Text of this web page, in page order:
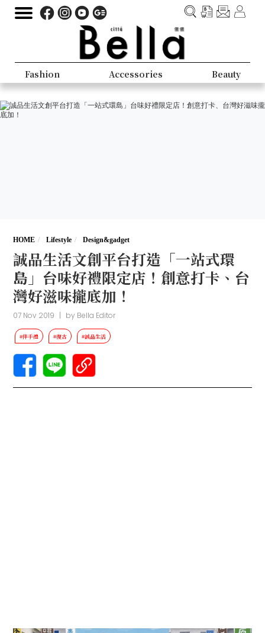
Fashion Accessories Beauty
HOME Lifestyle Design&gadget
誠品生活文創平台打造「一站式環
島」台味好禮限定店！創意打卡、台
灣好滋味攏底加！
07 Nov 2019 | by Bella Editor
#伴手禮 #復古 #誠品生活